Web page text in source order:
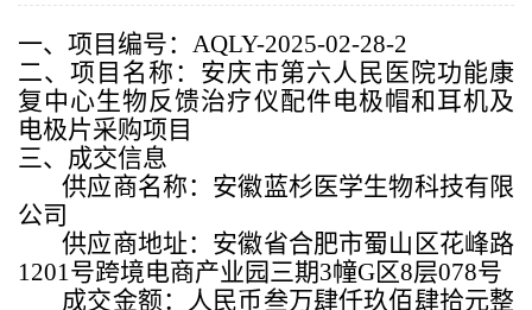
一、项目编号： AQLY-2025-02-28-2
二、项目名称：安庆市第六人民医院功能康
复中心生物反馈治疗仪配件电极帽和耳机及
电极片采购项目
三、成交信息
供应商名称：安徽蓝杉医学生物科技有限
公司
供应商地址：安徽省合肥市蜀山区花峰路
1201 号跨境电商产业园三期3幢G区8层078号
成交金额：人民币叁万肆仟玖佰肆拾元整